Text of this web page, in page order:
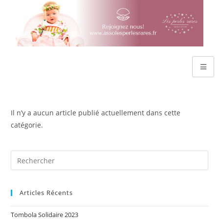
Il n’y a aucun article publié actuellement dans cette
catégorie.
Articles Récents
Tombola Solidaire 2023